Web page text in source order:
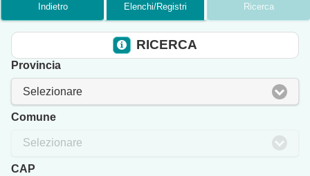
Indietro Elenchi/Registri Ricerca
RICERCA
Provincia
Selezionare
Comune
Selezionare
CAP